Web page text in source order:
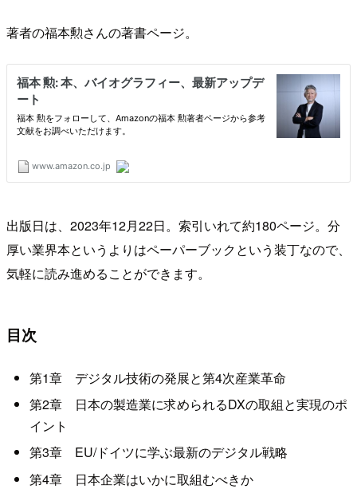
著者の福本勲さんの著書ページ。
出版日は、2023年12月22日。索引いれて約180ページ。分
厚い業界本というよりはペーパーブックという装丁なので、
気軽に読み進めることができます。
目次
第1章 デジタル技術の発展と第4次産業革命
第2章 日本の製造業に求められるDXの取組と実現のポ
イント
第3章 EU/ドイツに学ぶ最新のデジタル戦略
第4章 日本企業はいかに取組むべきか